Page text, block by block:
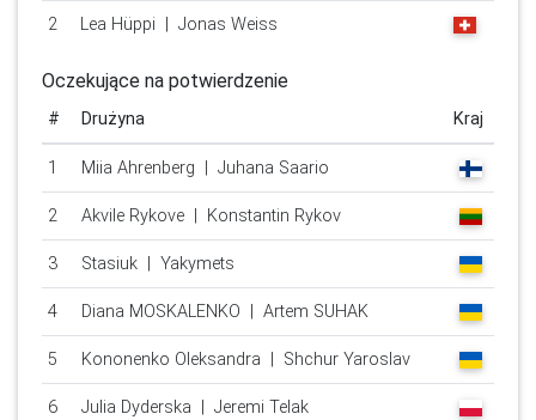
2 Lea Hüppi | Jonas Weiss
Oczekujące na potwierdzenie
# Drużyna Kraj
1 Miia Ahrenberg | Juhana Saario
2 Akvile Rykove | Konstantin Rykov
3 Stasiuk | Yakymets
4 Diana MOSKALENKO | Artem SUHAK
5 Kononenko Oleksandra | Shchur Yaroslav
6 Julia Dyderska | Jeremi Telak